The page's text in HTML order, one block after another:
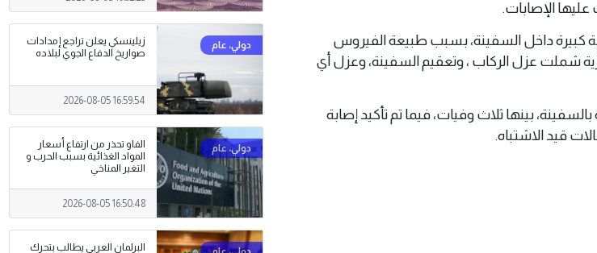
الإصابات.
داخل السفينة، بسبب طبيعة الفيروس
شملت عزل الركاب ، وتعقيم السفينة، وعزل أي
بينها ثلاث وفيات، فيما تم تأكيد إصابة
قيد الاشتباه.
زيلينسكي يعلن تراجع إمدادات
صواريخ الدفاع الجوي لبلاده
2026-08-05 16:59:54
الفاو تحذر من ارتفاع أسعار
المواد الغذائية بسبب الحرب و
التغير المناخي
2026-08-05 16:50:48
البرلمان العربي يطالب بتحرك